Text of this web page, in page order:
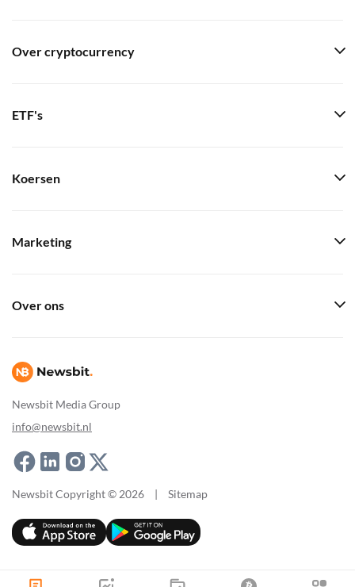
Newsbit Media Group
info@newsbit.nl
Over cryptocurrency
ETF's
Koersen
Marketing
Over ons
Newsbit Copyright © 2026 | Sitemap